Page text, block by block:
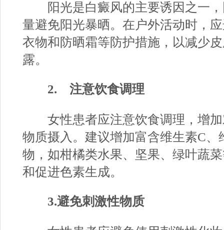
阳光是白癜风的主要诱因之一，
量避免阳光暴晒。在户外活动时，
衣物和防晒霜等防护措施，以减少
露。
2. 注意饮食调理
女性患者应注意饮食调理，增加
物质摄入。建议增加富含维生素C、
物，如柑橘类水果、坚果、绿叶蔬
和促进色素生成。
3.避免刺激性物质